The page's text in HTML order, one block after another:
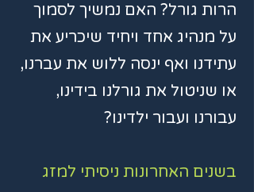
הרות גורל? האם נמשיך לסמוך
על מנהיג אחד ויחיד שיכריע את
עתידנו ואף ינסה ללוש את עברנו,
או שניטול את גורלנו בידינו,
עבורנו ועבור ילדינו?
בשנים האחרונות ניסיתי למזג